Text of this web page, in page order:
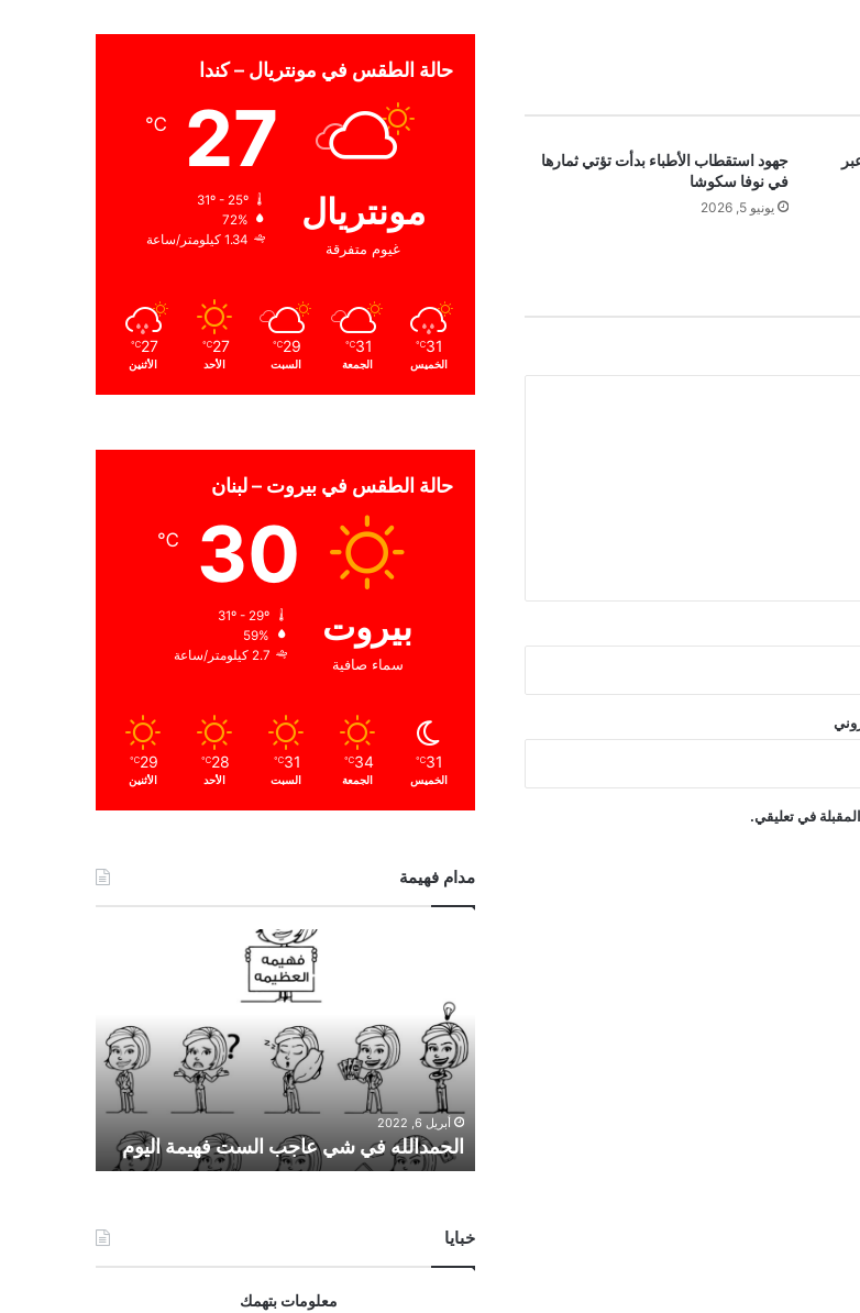
جهود استقطاب الأطباء بدأت تؤتي ثمارها
في نوفا سكوشا
يونيو 5, 2026
في تعليقي.
حالة الطقس في مونتريال – كندا
مونتريال
غيوم متفرقة
27
℃
31º - 25º
72%
1.34 كيلومتر/ساعة
31
℃
الخميس
31
℃
الجمعة
29
℃
السبت
27
℃
الأحد
27
℃
الأثنين
حالة الطقس في بيروت – لبنان
بيروت
سماء صافية
30
℃
59%
2.7 كيلومتر/ساعة
31
℃
الخميس
34
℃
الجمعة
31
℃
السبت
28
℃
الأحد
29
℃
الأثنين
مدام فهيمة
د
ي
ع
ا
أبريل 6, 2022
الحمدالله في شي عاجب الست فهيمة اليوم
خبايا
معلومات بتهمك